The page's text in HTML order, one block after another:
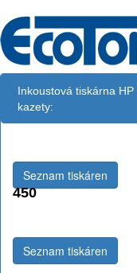
Inkoustová tiskárna HP
kazety:
450
Seznam tiskáren
Seznam tiskáren